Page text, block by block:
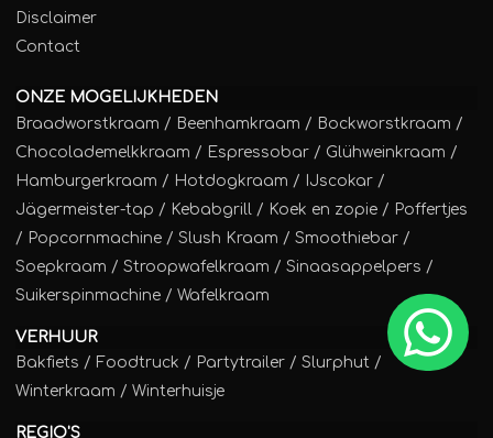
Disclaimer
Contact
ONZE MOGELIJKHEDEN
Braadworstkraam / Beenhamkraam / Bockworstkraam /
Chocolademelkkraam / Espressobar / Glühweinkraam /
Hamburgerkraam / Hotdogkraam / IJscokar /
Jägermeister-tap / Kebabgrill / Koek en zopie / Poffertjes
/ Popcornmachine / Slush Kraam / Smoothiebar /
Soepkraam / Stroopwafelkraam / Sinaasappelpers /
Suikerspinmachine / Wafelkraam
VERHUUR
Bakfiets / Foodtruck / Partytrailer / Slurphut /
Winterkraam / Winterhuisje
REGIO'S